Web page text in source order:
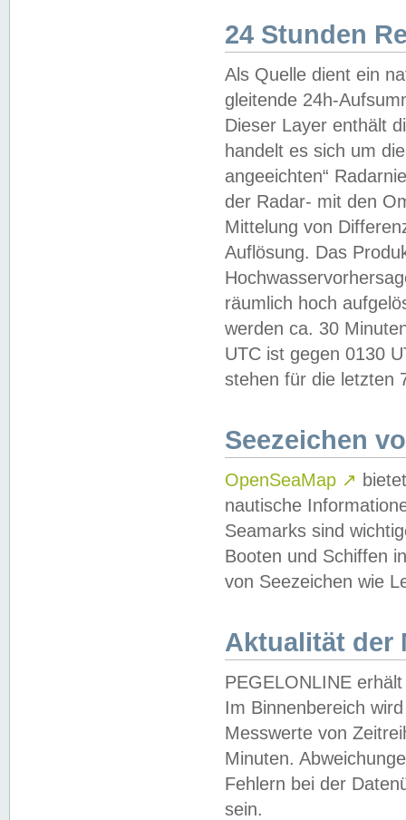
24 Stunden
Als Quelle dient ein
gleitende 24h-
Dieser Layer enthält
handelt es sich um
angeeichten“
der Radar- mit den
Mittelung von
Auflösung. Das
räumlich hoch
werden ca. 30
UTC ist gegen 0130
stehen für die letzten
Seezeichen
OpenSeaMap ↗
nautische
Seamarks sind
Booten und Schiffen
von Seezeichen wie
Aktualität der
PEGELONLINE
Im Binnenbereich
Messwerte von
Minuten.
Fehlern bei der
sein.